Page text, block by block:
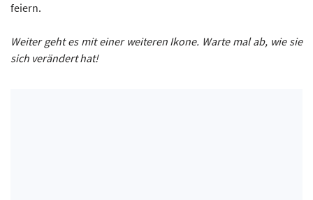
feiern.
Weiter geht es mit einer weiteren Ikone. Warte mal ab, wie sie
sich verändert hat!